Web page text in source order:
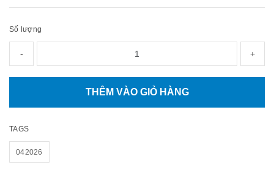
Số lượng
- +
THÊM VÀO GIỎ HÀNG
TAGS
042026